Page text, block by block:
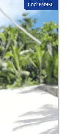
Cod: PM950